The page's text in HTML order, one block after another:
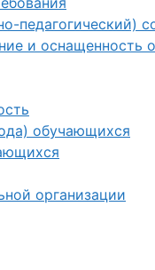
педагогический)
и оснащенность
обучающихся
организации